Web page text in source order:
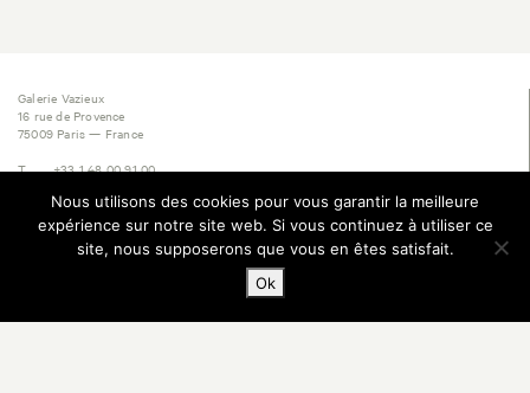
Galerie Vazieux
16 rue de Provence
75009 Paris — France
T
+33 1 48 00 91 00
contact@vazieux.com
Inscription Newsletter
© 2025 Galerie Vazieux, tous droits réservés. Website designed & powered by Work
Division, Paris.
Nous utilisons des cookies pour vous garantir la meilleure
expérience sur notre site web. Si vous continuez à utiliser ce
site, nous supposerons que vous en êtes satisfait.
Ok